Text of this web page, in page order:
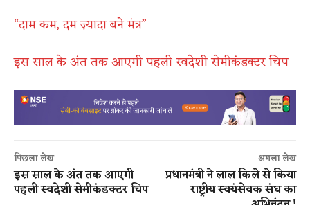
“दाम कम, दम ज़्यादा बने मंत्र”
इस साल के अंत तक आएगी पहली स्वदेशी सेमीकंडक्टर चिप
पिछला लेख
इस साल के अंत तक आएगी
पहली स्वदेशी सेमीकंडक्टर चिप
अगला लेख
प्रधानमंत्री ने लाल किले से किया
राष्ट्रीय स्वयंसेवक संघ का